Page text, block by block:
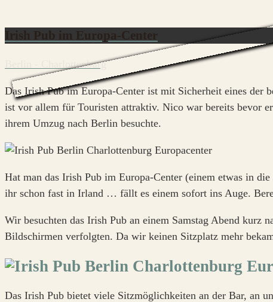
Irish Pub im Europa-Center
Berlin - Charlottenburg
Das Irish Pub im Europa-Center ist mit Sicherheit eines der
ist vor allem für Touristen attraktiv. Nico war bereits bevor
ihrem Umzug nach Berlin besuchte.
Hat man das Irish Pub im Europa-Center (einem etwas in
ihr schon fast in Irland … fällt es einem sofort ins Auge.
Wir besuchten das Irish Pub an einem Samstag Abend kurz
Bildschirmen verfolgten. Da wir keinen Sitzplatz mehr
Das Irish Pub bietet viele Sitzmöglichkeiten an der Bar, an